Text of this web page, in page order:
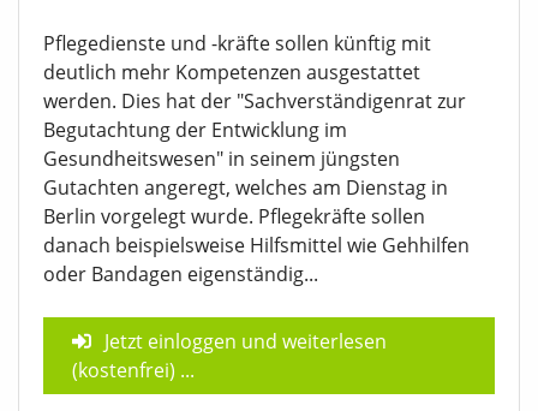
Pflegedienste und -kräfte sollen künftig mit
deutlich mehr Kompetenzen ausgestattet
werden. Dies hat der "Sachverständigenrat zur
Begutachtung der Entwicklung im
Gesundheitswesen" in seinem jüngsten
Gutachten angeregt, welches am Dienstag in
Berlin vorgelegt wurde. Pflegekräfte sollen
danach beispielsweise Hilfsmittel wie Gehhilfen
oder Bandagen eigenständig...
Jetzt einloggen und weiterlesen
(kostenfrei) ...